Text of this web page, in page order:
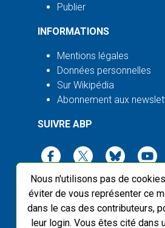
Nous n'utilisons pas de
éviter de vous représenter ce
dans le cas des contributeurs,
leur login. Vous êtes cité dans
Publier
INFORMATIONS
Mentions légales
Données personnelles
Sur Wikipédia
Abonnement aux
SUIVRE ABP
2003-2026 ©Agence Bretagne
Commons